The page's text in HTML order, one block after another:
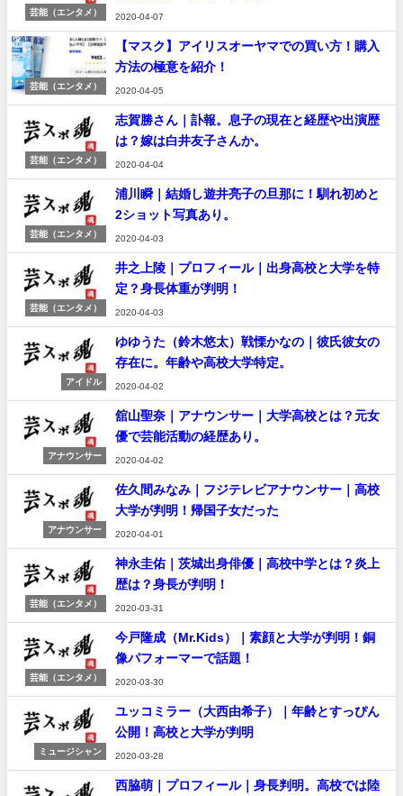
芸能（エンタメ）
2020-04-07
芸能（エンタメ）
【マスク】アイリスオーヤマでの買い方！購入
方法の極意を紹介！
2020-04-05
芸能（エンタメ）
志賀勝さん｜訃報。息子の現在と経歴や出演歴
は？嫁は白井友子さんか。
2020-04-04
芸能（エンタメ）
浦川瞬｜結婚し遊井亮子の旦那に！馴れ初めと
2ショット写真あり。
2020-04-03
芸能（エンタメ）
井之上陵｜プロフィール｜出身高校と大学を特
定？身長体重が判明！
2020-04-03
アイドル
ゆゆうた（鈴木悠太）戦慄かなの｜彼氏彼女の
存在に。年齢や高校大学特定。
2020-04-02
アナウンサー
舘山聖奈｜アナウンサー｜大学高校とは？元女
優で芸能活動の経歴あり。
2020-04-02
アナウンサー
佐久間みなみ｜フジテレビアナウンサー｜高校
大学が判明！帰国子女だった
2020-04-01
芸能（エンタメ）
神永圭佑｜茨城出身俳優｜高校中学とは？炎上
歴は？身長が判明！
2020-03-31
芸能（エンタメ）
今戸隆成（Mr.Kids）｜素顔と大学が判明！銅
像パフォーマーで話題！
2020-03-30
ミュージシャン
ユッコミラー（大西由希子）｜年齢とすっぴん
公開！高校と大学が判明
2020-03-28
西脇萌｜プロフィール｜身長判明。高校では陸